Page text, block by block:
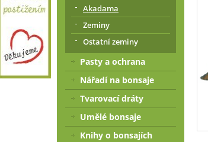
Akadama
Zeminy
Ostatní zeminy
Pasty a ochrana
Nářadí na bonsaje
Tvarovací dráty
Umělé bonsaje
Knihy o bonsajích